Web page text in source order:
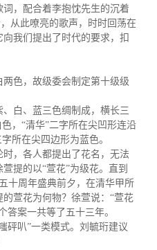
，配合着李抱忱先生的沉着
从此嘹亮的歌声，时时回荡在
我们提出了时代的要求，扣
色，故级委会制定第十级级
白、蓝三色绸制成，横长三
，“清华”二字所在尖凹形连沿
所在尖四边形为蓝色。
，各人都提出了花名，无法
提的以“萱花”为级花。直到
十周年盛典前夕，在清华甲所
萱花为何物？徐萱说： “萱花
答案一共等了五十三年。
砰叭”一类模式。刘毓珩建议